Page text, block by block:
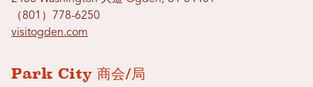
（801）778-6250
visitogden.com
Park City 商会/局